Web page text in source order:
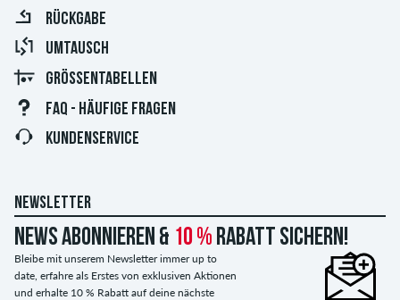
RÜCKGABE
UMTAUSCH
GRÖSSENTABELLEN
FAQ - HÄUFIGE FRAGEN
KUNDENSERVICE
NEWSLETTER
News abonnieren & 10 % Rabatt sichern!
Bleibe mit unserem Newsletter immer up to
date, erfahre als Erstes von exklusiven Aktionen
und erhalte 10 % Rabatt auf deine nächste